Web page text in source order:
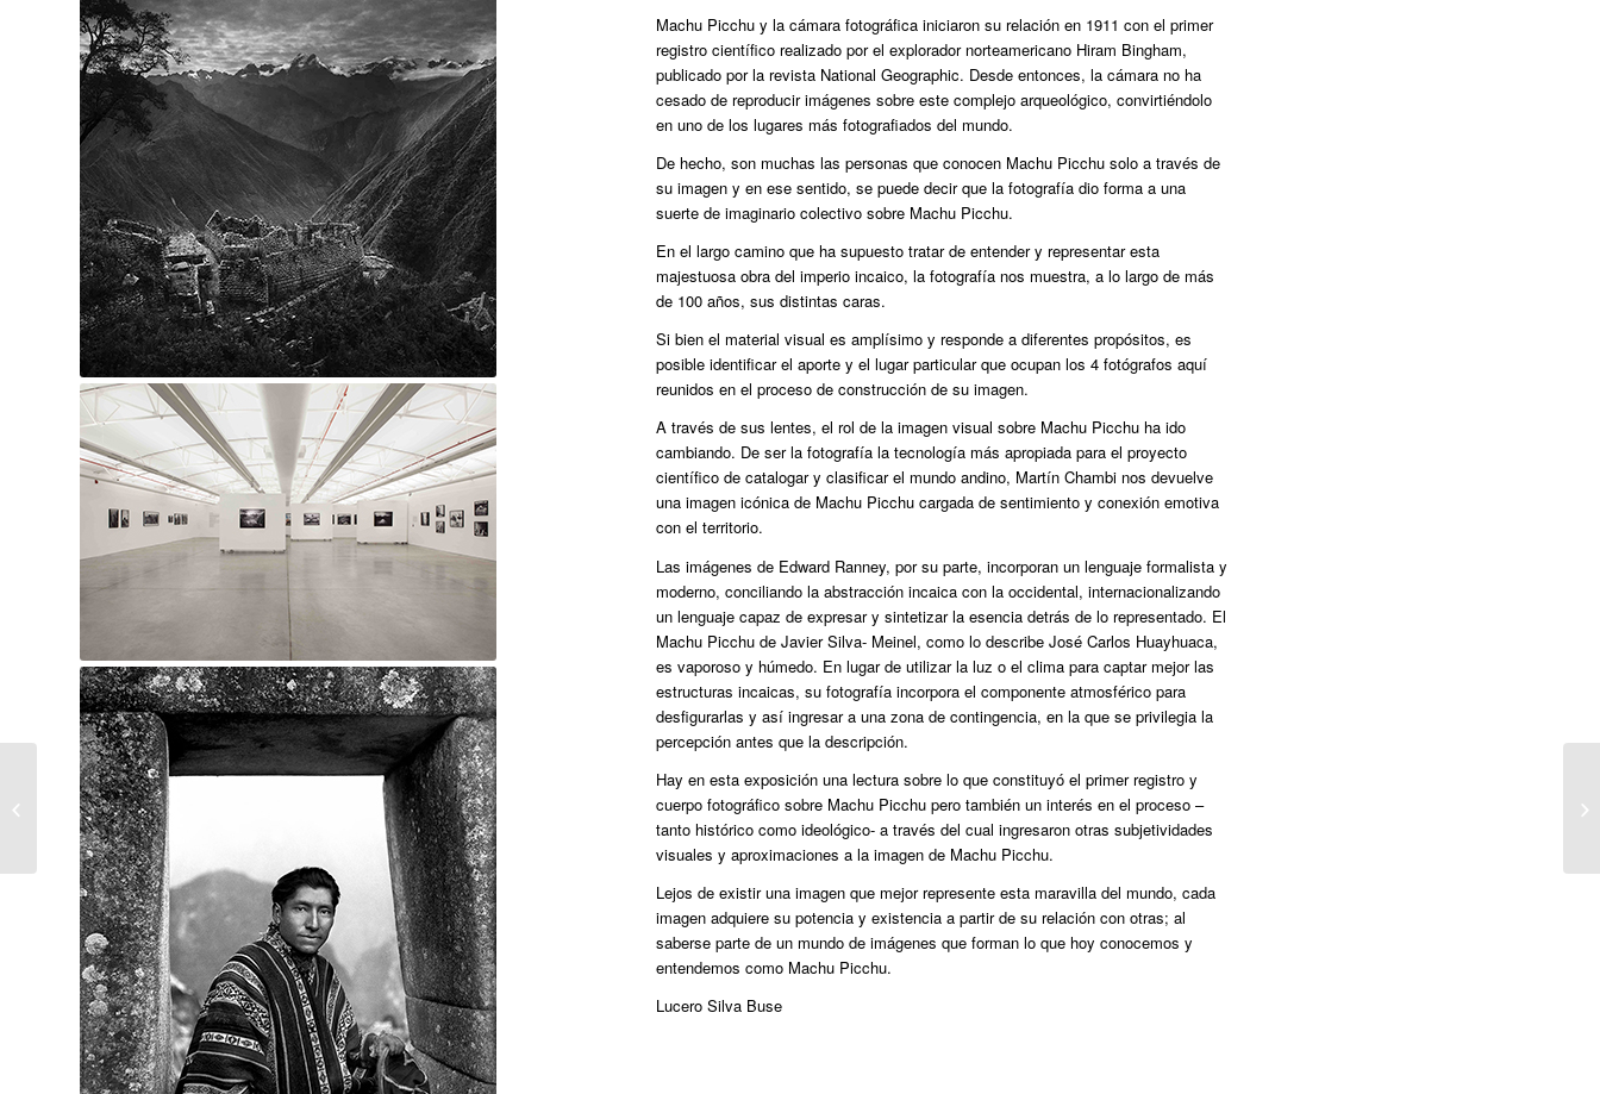
Machu Picchu y la cámara fotográfica iniciaron su relación en 1911 con el primer
registro científico realizado por el explorador norteamericano Hiram Bingham,
publicado por la revista National Geographic. Desde entonces, la cámara no ha
cesado de reproducir imágenes sobre este complejo arqueológico, convirtiéndolo
en uno de los lugares más fotografiados del mundo.
De hecho, son muchas las personas que conocen Machu Picchu solo a través de
su imagen y en ese sentido, se puede decir que la fotografía dio forma a una
suerte de imaginario colectivo sobre Machu Picchu.
En el largo camino que ha supuesto tratar de entender y representar esta
majestuosa obra del imperio incaico, la fotografía nos muestra, a lo largo de más
de 100 años, sus distintas caras.
Si bien el material visual es amplísimo y responde a diferentes propósitos, es
posible identificar el aporte y el lugar particular que ocupan los 4 fotógrafos aquí
reunidos en el proceso de construcción de su imagen.
A través de sus lentes, el rol de la imagen visual sobre Machu Picchu ha ido
cambiando. De ser la fotografía la tecnología más apropiada para el proyecto
científico de catalogar y clasificar el mundo andino, Martín Chambi nos devuelve
una imagen icónica de Machu Picchu cargada de sentimiento y conexión emotiva
con el territorio.
Las imágenes de Edward Ranney, por su parte, incorporan un lenguaje formalista y
moderno, conciliando la abstracción incaica con la occidental, internacionalizando
un lenguaje capaz de expresar y sintetizar la esencia detrás de lo representado. El
Machu Picchu de Javier Silva- Meinel, como lo describe José Carlos Huayhuaca,
es vaporoso y húmedo. En lugar de utilizar la luz o el clima para captar mejor las
estructuras incaicas, su fotografía incorpora el componente atmosférico para
desfigurarlas y así ingresar a una zona de contingencia, en la que se privilegia la
percepción antes que la descripción.
Hay en esta exposición una lectura sobre lo que constituyó el primer registro y
cuerpo fotográfico sobre Machu Picchu pero también un interés en el proceso –
tanto histórico como ideológico- a través del cual ingresaron otras subjetividades
visuales y aproximaciones a la imagen de Machu Picchu.
Lejos de existir una imagen que mejor represente esta maravilla del mundo, cada
imagen adquiere su potencia y existencia a partir de su relación con otras; al
saberse parte de un mundo de imágenes que forman lo que hoy conocemos y
entendemos como Machu Picchu.
Lucero Silva Buse
Leo Matiz – Frida Kahlo